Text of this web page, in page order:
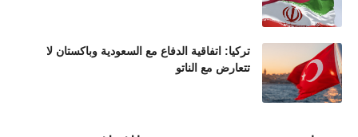
تركيا: اتفاقية الدفاع مع السعودية وباكستان لا
تتعارض مع الناتو